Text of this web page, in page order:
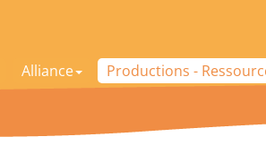
Alliance Productions -